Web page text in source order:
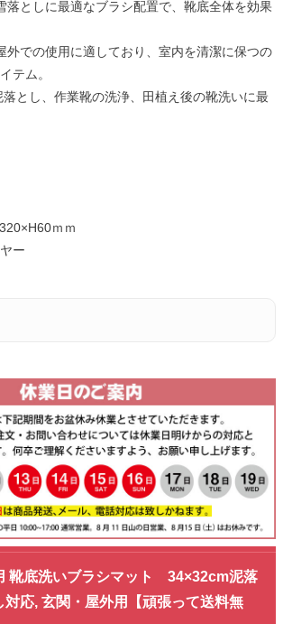
落としに最適なブラシ配置で、靴底全体を効果
外での使用に適しており、室内を清潔に保つの
テム。
とし、作業靴の洗浄、田植え後の靴洗いに最
ｍｍ
ー
靴底洗いブラシマット 34×32cm泥落
対応, 玄関・屋外用【頑張って送料無